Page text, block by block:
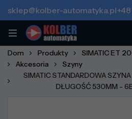
sklep@kolber-automatyka.pl
Dom Produkty SIMATIC ET
Akcesoria
Szyny
SIMATIC STANDARDOWA
DŁUGOŚĆ 530MM -